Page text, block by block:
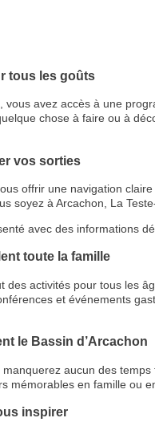
tous les goûts
vous avez accès à une
chose à faire ou à
vos sorties
offrir une navigation
soyez à Arcachon, La
avec des informations
toute la famille
des activités pour tous les
et événements
le Bassin d’Arcachon
aucun des
mémorables en famille ou
inspirer